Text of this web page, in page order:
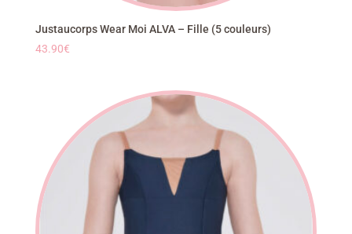
Justaucorps Wear Moi ALVA – Fille (5 couleurs)
43.90€